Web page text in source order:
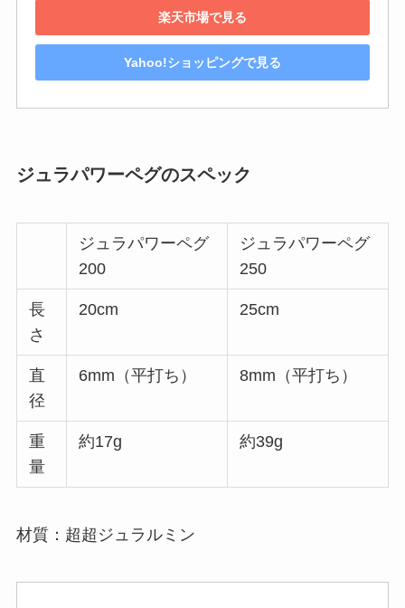
楽天市場で見る
Yahoo!ショッピングで見る
ジュラパワーペグのスペック
ジュラパワーペグ
200
ジュラパワーペグ
250
長
さ
20cm 25cm
直
径
6mm（平打ち） 8mm（平打ち）
重
量
約17g 約39g
材質：超超ジュラルミン